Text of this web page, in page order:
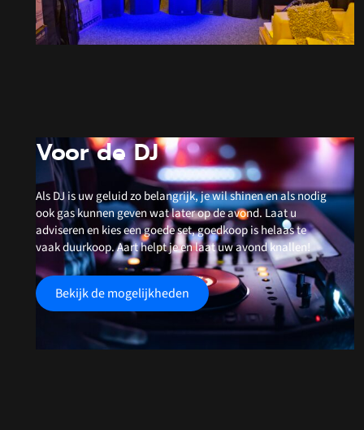
Voor de DJ
Als DJ is uw geluid zo belangrijk, je wil shinen en als nodig
ook gas kunnen geven wat later op de avond. Laat u
adviseren en kies een goede set, goedkoop is helaas te
vaak duurkoop. Aart helpt je en laat uw avond knallen!
Bekijk de mogelijkheden